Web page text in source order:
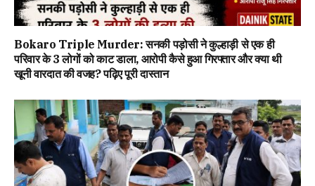
Bokaro Triple Murder: सनकी पड़ोसी ने कुल्हाड़ी से एक ही
परिवार के 3 लोगों को काट डाला, आरोपी कैसे हुआ गिरफ्तार और क्या थी
खूनी वारदात की वजह? पढ़िए पूरी दास्तान